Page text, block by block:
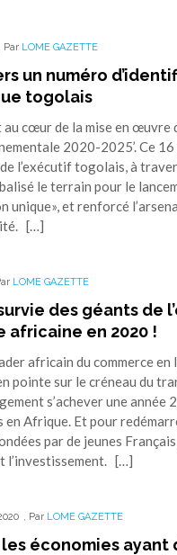
Par LOME GAZETTE
un numéro
togolais
cœur de la mise en œuvre
2020-2025’. Ce 16
l’exécutif togolais, à
le terrain pour le
unique», et renforcé
[…]
LOME GAZETTE
des géants de
africaine en 2020 !
africain du commerce en
pointe sur le créneau du
s’achever une
Afrique. Et pour
par de jeunes
l’investissement. […]
, Par LOME GAZETTE
les économies ayant